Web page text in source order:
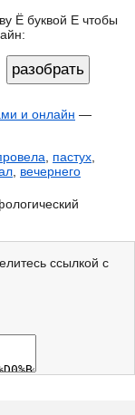
Ё буквой Е чтобы
и онлайн —
пастух
вечернего
ссылкой с